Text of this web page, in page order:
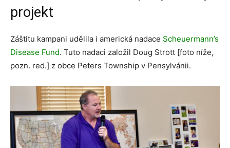
projekt
Záštitu kampani udělila i americká nadace Scheuermann’s
Disease Fund. Tuto nadaci založil Doug Strott [foto níže,
pozn. red.] z obce Peters Township v Pensylvánii.